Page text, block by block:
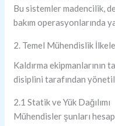
Bu sistemler madencilik,
bakım operasyonlarında
2. Temel Mühendislik
Kaldırma ekipmanlarının
disiplini tarafından
2.1 Statik ve Yük Dağılımı
Mühendisler şunları